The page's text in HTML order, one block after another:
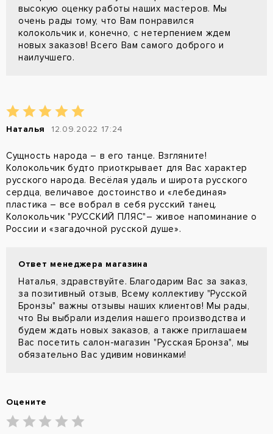
высокую оценку работы наших мастеров. Мы
очень рады тому, что Вам понравился
колокольчик и, конечно, с нетерпением ждем
новых заказов! Всего Вам самого доброго и
наилучшего.
Наталья 12.09.2022 17:24
Сущность народа – в его танце. Взгляните!
Колокольчик будто приоткрывает для Вас характер
русского народа. Весёлая удаль и широта русского
сердца, величавое достоинство и «лебединая»
пластика – все вобрал в себя русский танец.
Колокольчик "РУССКИЙ ПЛЯС"– живое напоминание о
России и «загадочной русской душе».
Ответ менеджера магазина
Наталья, здравствуйте. Благодарим Вас за заказ,
за позитивный отзыв, Всему коллективу "Русской
Бронзы" важны отзывы наших клиентов! Мы рады,
что Вы выбрали изделия нашего производства и
будем ждать новых заказов, а также приглашаем
Вас посетить салон-магазин "Русская Бронза", мы
обязательно Вас удивим новинками!
Оцените